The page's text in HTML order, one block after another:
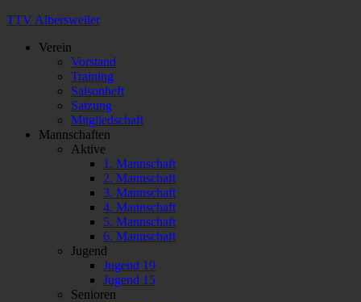
TTV Albersweiler
Verein
Vorstand
Training
Saisonheft
Satzung
Mitgliedschaft
Mannschaften
Aktive
1. Mannschaft
2. Mannschaft
3. Mannschaft
4. Mannschaft
5. Mannschaft
6. Mannschaft
Jugend
Jugend 19
Jugend 15
Senioren